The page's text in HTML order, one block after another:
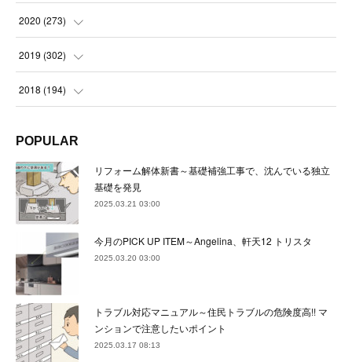
(22
(24)
22)
(22)
(22)
(25
(23
(21
(23 )
(24
(21
(24)
(21
( 23)
(23
(22
(23
(22 )
(23
(23
(22)
(24
( 21)
(20)
(24
(23
(22
(23)
(23
(22)
(23
( 24)
(21)
2020 (273)
(24
(22
(22)
(24
(24)
(23
( 21)
(22)
2019 (302)
(23
(22)
(21)
(27)
(22
33)
(28)
2018 (194)
(17)
(32)
(36)
(30
34)
(8 )
POPULAR
リフォーム解体新書～基礎補強工事で、沈んでいる独立
基礎を発見
2025.03.21 03:00
今月のPICK UP ITEM～Angelina、軒天12 トリスタ
2025.03.20 03:00
トラブル対応マニュアル～住民トラブルの危険度高!! マ
ンションで注意したいポイント
2025.03.17 08:13